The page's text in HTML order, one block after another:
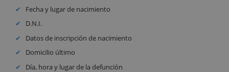
Fecha y lugar de nacimiento
D.N.I.
Datos de inscripción de nacimiento
Domicilio último
Día, hora y lugar de la defunción